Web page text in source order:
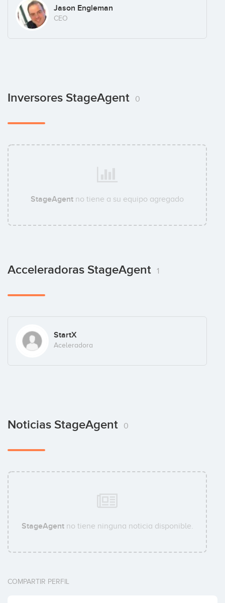
Jason Engleman
CEO
Inversores StageAgent 0
StageAgent no tiene a su equipo agregado
Acceleradoras StageAgent 1
StartX
Aceleradora
Noticias StageAgent 0
StageAgentno tiene ninguna noticia disponible.
COMPARTIR PERFIL